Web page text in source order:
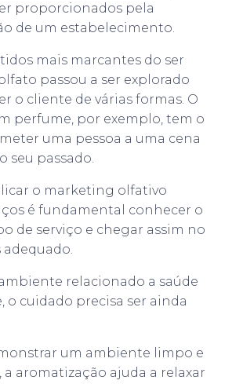
proporcionados pela
de um estabelecimento.
mais marcantes do ser
passou a ser explorado
o cliente de várias formas. O
perfume, por exemplo, tem o
uma pessoa a uma cena
seu passado.
o marketing olfativo
é fundamental conhecer o
de serviço e chegar assim no
relacionado a saúde
o cuidado precisa ser ainda
um ambiente limpo e
a aromatização ajuda a relaxar